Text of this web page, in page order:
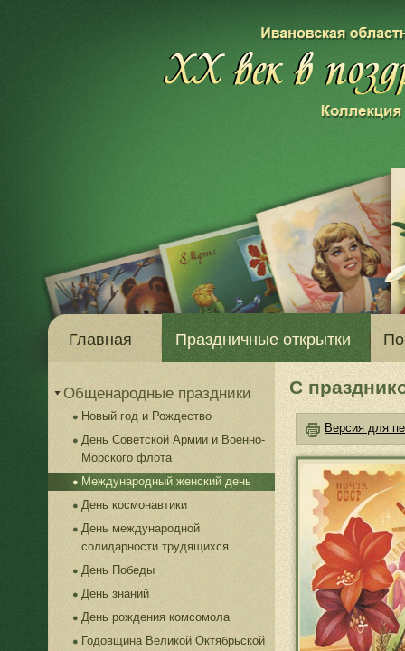
Главная Праздничные открытки
Общенародные праздники
Новый год и Рождество
День Советской Армии и Военно-
Морского флота
Международный женский день
День космонавтики
День международной
солидарности трудящихся
День Победы
День знаний
День рождения комсомола
Годовщина Великой Октябрьской
С
Версия для